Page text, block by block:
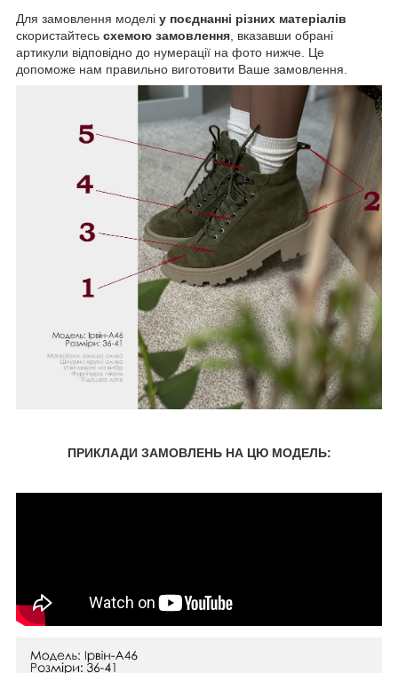
Для замовлення моделі у поєднанні різних матеріалів
скористайтесь схемою замовлення , вказавши обрані
артикули відповідно до нумерації на фото нижче. Це
допоможе нам правильно виготовити Ваше замовлення.
ПРИКЛАДИ ЗАМОВЛЕНЬ НА ЦЮ МОДЕЛЬ: